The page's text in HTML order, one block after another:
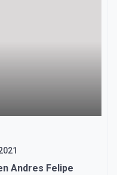
Andres Felipe